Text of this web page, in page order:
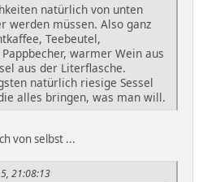
natürlich von unten
werden müssen. Also ganz
Teebeutel,
warmer Wein aus
aus der Literflasche.
natürlich riesige Sessel
alles bringen, was man will.
von selbst ...
21:08:13